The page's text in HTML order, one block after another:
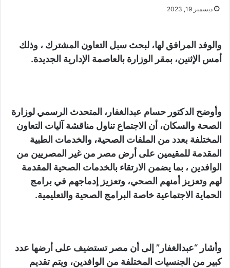
ديسمبر 19, 2023
والوفد المرافق لها، لبحث سبل التعاون المشترك ، وذلك
أمس الإثنين، بمقر الوزارة بالعاصمة الإدارية الجديدة.
وأوضح الدكتور حسام عبدالغفار، المتحدث الرسمي لوزارة
الصحة والسكان، أن الاجتماع تناول مناقشة آليات التعاون
المختلفة بعدد من الملفات الصحية، والخدمات الطبية
المقدمة للمقيمين على أرض مصر من غير المصريين من
الوافدين ، بما يضمن الارتقاء بالخدمات الصحية المقدمة
لهم وتعزيز أمنهم الصحي، وتعزيز إدماجهم في برامج
الحماية الاجتماعية خاصة البرامج الصحية والتعليمية.
وأشار “عبدالغفار” إلى أن مصر تستضيف على أرضها عدد
كبير من الجنسيات المختلفة من الوافدين، ويتم تقديم